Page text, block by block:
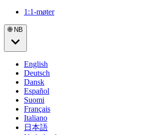
1:1-møter
🌐 NB
English
Deutsch
Dansk
Español
Suomi
Français
Italiano
日本語